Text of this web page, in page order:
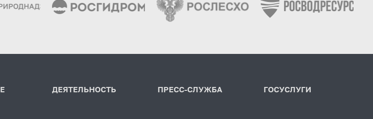
ДЕЯТЕЛЬНОСТЬ ПРЕСС-СЛУЖБА ГОСУСЛУГИ